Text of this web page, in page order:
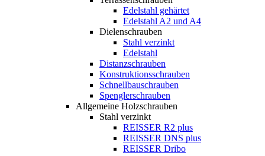
Edelstahl gehärtet
Edelstahl A2 und A4
Dielenschrauben
Stahl verzinkt
Edelstahl
Distanzschrauben
Konstruktionsschrauben
Schnellbauschrauben
Spenglerschrauben
Allgemeine Holzschrauben
Stahl verzinkt
REISSER R2 plus
REISSER DNS plus
REISSER Dribo